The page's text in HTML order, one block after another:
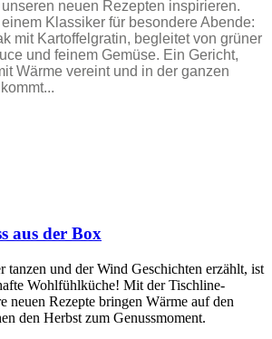
neuen Rezepten inspirieren.
einem Klassiker für besondere Abende:
mit Kartoffelgratin, begleitet von grüner
und feinem Gemüse. Ein Gericht,
Wärme vereint und in der ganzen
aus der Box
tanzen und der Wind Geschichten erzählt, ist
Wohlfühlküche! Mit der Tischline-
neuen Rezepte bringen Wärme auf den
den Herbst zum Genussmoment.